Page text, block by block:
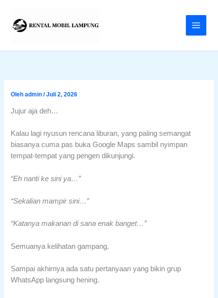
konten
Olehadmin/Juli 2, 2026
Jujur aja deh…
Kalau lagi nyusun rencana liburan, yang paling semangat
biasanya cuma pas buka Google Maps sambil nyimpan
tempat-tempat yang pengen dikunjungi.
“Eh nanti ke sini ya…”
“Sekalian mampir sini…”
“Katanya makanan di sana enak banget…”
Semuanya kelihatan gampang.
Sampai akhirnya ada satu pertanyaan yang bikin grup
WhatsApp langsung hening.